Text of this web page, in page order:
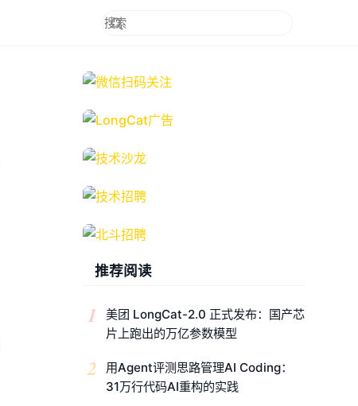
推荐阅读
1
美团 LongCat-2.0 正式发布：国产芯
片上跑出的万亿参数模型
2
用Agent评测思路管理AI Coding：
31万行代码AI重构的实践